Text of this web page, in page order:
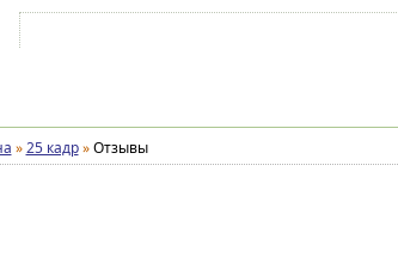
» 25 кадр » Отзывы